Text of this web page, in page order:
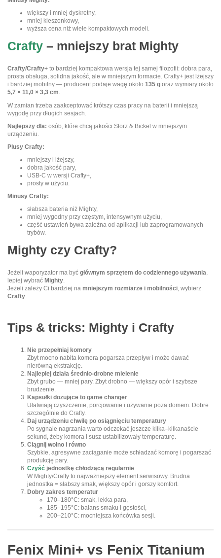
większy i mniej dyskretny,
mniej kieszonkowy,
wyższa cena niż wiele kompaktowych modeli.
Crafty – mniejszy brat Mighty
Crafty/Crafty+ to bardziej kompaktowa wersja tej samej filozofii: dobra para,
prosta obsługa, solidna jakość, ale w mniejszym formacie. Crafty+ jest lżejszy
i bardziej mobilny — producent podaje wagę około 135 g oraz wymiary około
5,7 × 11,0 × 3,3 cm.
W zamian trzeba zaakceptować krótszy czas pracy na baterii i mniejszą
wygodę przy długich sesjach.
Najlepszy dla: osób, które chcą jakości Storz & Bickel w mniejszym
urządzeniu.
Plusy Crafty:
mniejszy i lżejszy,
dobra jakość pary,
USB-C w wersji Crafty+,
prosty w użyciu.
Minusy Crafty:
słabsza bateria niż Mighty,
mniej wygodny przy częstym, intensywnym użyciu,
część ustawień bywa zależna od aplikacji lub zaprogramowanych
trybów.
Mighty czy Crafty?
Jeżeli waporyzator ma być głównym sprzętem do codziennego używania,
lepiej wybrać Mighty.
Jeżeli zależy Ci bardziej na mniejszym rozmiarze i mobilności, wybierz
Crafty.
Tips & tricks: Mighty i Crafty
Nie przepełniaj komory
Zbyt mocno nabita komora pogarsza przepływ i może dawać
nierówną ekstrakcję.
Najlepiej działa średnio-drobne mielenie
Zbyt grubo — mniej pary. Zbyt drobno — większy opór i szybsze
brudzenie.
Kapsułki dozujące to game changer
Ułatwiają czyszczenie, porcjowanie i używanie poza domem. Dobre
szczególnie do Crafty.
Daj urządzeniu chwilę po osiągnięciu temperatury
Po sygnale nagrzania warto odczekać jeszcze kilka–kilkanaście
sekund, żeby komora i susz ustabilizowały temperaturę.
Ciągnij wolno i równo
Szybkie, agresywne zaciąganie może schładzać komorę i pogarszać
produkcję pary.
Czyść jednostkę chłodzącą regularnie
W Mighty/Crafty to najważniejszy element serwisowy. Brudna
jednostka = słabszy smak, większy opór i gorszy komfort.
Dobry zakres temperatur
170–180°C: smak, lekka para,
185–195°C: balans smaku i gęstości,
200–210°C: mocniejsza końcówka sesji.
Fenix Mini+ vs Fenix Titanium